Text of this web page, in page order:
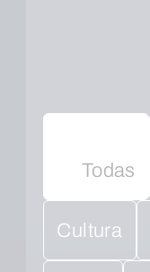
Todas
Cultura